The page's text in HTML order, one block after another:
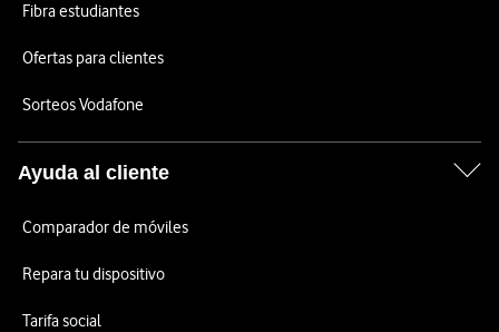
Fibra estudiantes
Ofertas para clientes
Sorteos Vodafone
Ayuda al cliente
Comparador de móviles
Repara tu dispositivo
Tarifa social